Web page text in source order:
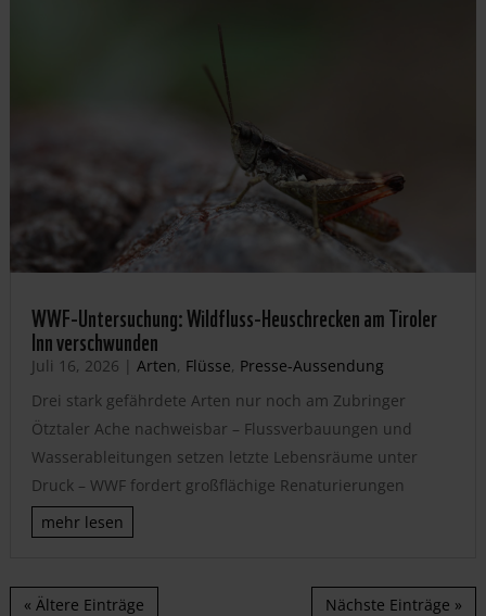
WWF-Untersuchung: Wildfluss-Heuschrecken am Tiroler
Inn verschwunden
Juli 16, 2026 | Arten, Flüsse, Presse-Aussendung
Drei stark gefährdete Arten nur noch am Zubringer
Ötztaler Ache nachweisbar – Flussverbauungen und
Wasserableitungen setzen letzte Lebensräume unter
Druck – WWF fordert großflächige Renaturierungen
mehr lesen
« Ältere Einträge Nächste Einträge »